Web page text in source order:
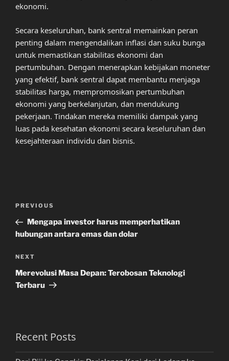
ekonomi.
Secara keseluruhan, bank sentral memainkan peran
penting dalam mengendalikan inflasi dan suku bunga
untuk memastikan stabilitas ekonomi dan
pertumbuhan. Dengan menerapkan kebijakan moneter
yang efektif, bank sentral dapat membantu menjaga
stabilitas harga, mempromosikan pertumbuhan
ekonomi yang berkelanjutan, dan mendukung
pekerjaan. Tindakan mereka memiliki dampak yang
luas pada kesehatan ekonomi secara keseluruhan dan
kesejahteraan individu dan bisnis.
Previous
Post
PREVIOUS
Mengapa investor harus memperhatikan
hubungan antara emas dan dolar
Next
Post
NEXT
Merevolusi Masa Depan: Terobosan Teknologi
Terbaru
Recent Posts